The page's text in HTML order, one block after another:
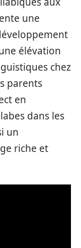
une
élévation
chez
parents
en
dans les
un
riche et